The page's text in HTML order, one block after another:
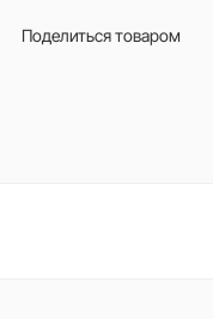
Поделиться товаром